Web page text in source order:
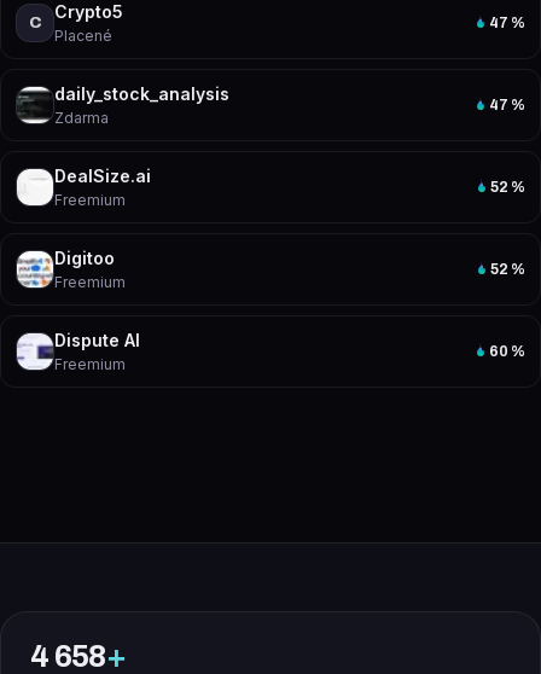
C
Crypto5
Placené
47 %
daily_stock_analysis
Zdarma
47 %
DealSize.ai
Freemium
52 %
Digitoo
Freemium
52 %
Dispute AI
Freemium
60 %
4 658+